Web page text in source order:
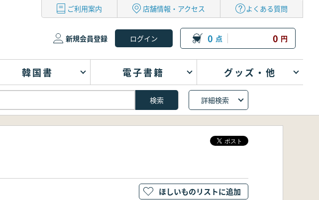
ご利用案内 店舗情報・アクセス よくある質問
新規会員登録 0 点 0 円
韓国書 電子書籍 グッズ・他
詳細検索
ほしいものリストに追加